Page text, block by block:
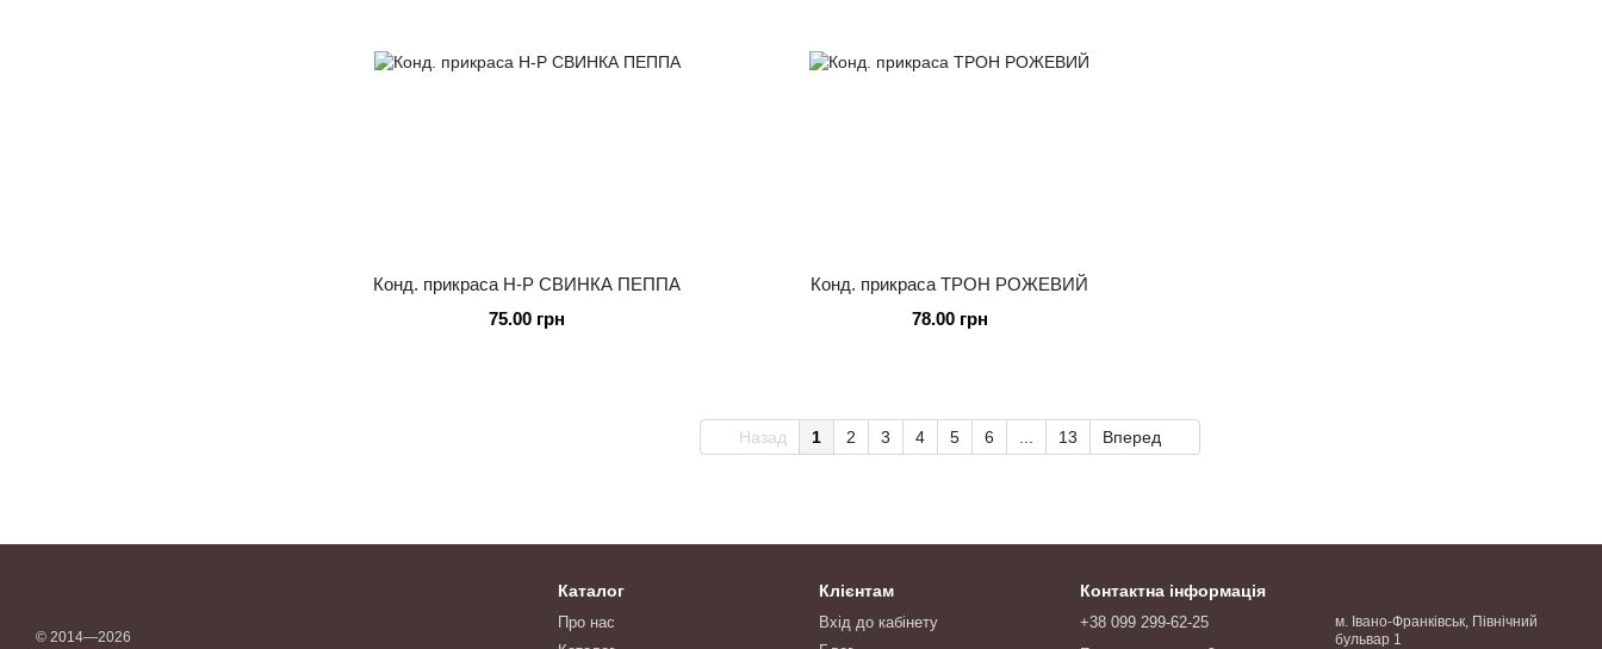
Конд. прикраса Н-Р СВИНКА ПЕППА
75.00 грн
Конд. прикраса ТРОН РОЖЕВИЙ
78.00 грн
Назад 1 2 3 4 5 6 13 Вперед
© 2014—2026
Каталог
Про нас
Клієнтам
Вхід до кабінету
Контактна інформація
+38 099 299-62-25
м. Івано-Франківськ, Північний
бульвар 1